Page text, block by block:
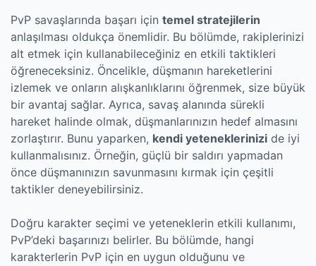
PvP savaşlarında başarı için temel stratejilerin
anlaşılması oldukça önemlidir. Bu bölümde, rakiplerinizi
alt etmek için kullanabileceğiniz en etkili taktikleri
öğreneceksiniz. Öncelikle, düşmanın hareketlerini
izlemek ve onların alışkanlıklarını öğrenmek, size büyük
bir avantaj sağlar. Ayrıca, savaş alanında sürekli
hareket halinde olmak, düşmanlarınızın hedef almasını
zorlaştırır. Bunu yaparken, kendi yeteneklerinizi de iyi
kullanmalısınız. Örneğin, güçlü bir saldırı yapmadan
önce düşmanınızın savunmasını kırmak için çeşitli
taktikler deneyebilirsiniz.
Doğru karakter seçimi ve yeteneklerin etkili kullanımı,
PvP’deki başarınızı belirler. Bu bölümde, hangi
karakterlerin PvP için en uygun olduğunu ve